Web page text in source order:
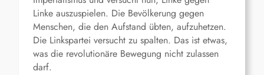
Linke auszuspielen. Die Bevölkerung gegen
Menschen, die den Aufstand übten, aufzuhetzen.
Die Linkspartei versucht zu spalten. Das ist etwas,
was die revolutionäre Bewegung nicht zulassen
darf.